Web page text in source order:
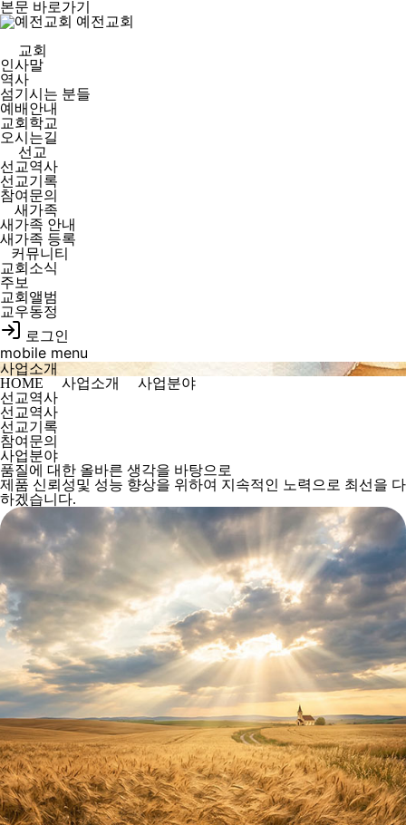
본문 바로가기
예전교회
교회
인사말
역사
섬기시는 분들
예배안내
교회학교
오시는길
선교
선교역사
선교기록
참여문의
새가족
새가족 안내
새가족 등록
커뮤니티
교회소식
주보
교회앨범
교우동정
로그인
mobile menu
사업소개
HOME
사업소개
사업분야
선교역사
선교역사
선교기록
참여문의
사업분야
품질에 대한 올바른 생각을 바탕으로
제품 신뢰성및 성능 향상을 위하여 지속적인 노력으로 최선을 다
하겠습니다.